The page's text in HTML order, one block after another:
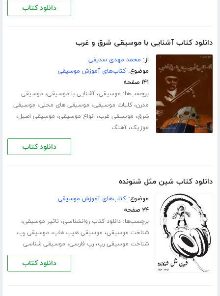
دانلود کتاب
دانلود کتاب آشنایی با موسیقی شرق و غرب
از: محمد مهدی سدیفی
موضوع:کتاب‌های آموزش موسیقی
۱۴۱ صفحه
برچسب‌ها: موسیقی،آشنایی با موسیقی، موسیقی
مدرن،کلیات موسیقی، موسیقی های محلی، موسیقی
شرق، موسیقی غرب، انواع موسیقی، موسیقی اصیل،
موزیک،آهنگ
دانلود کتاب
دانلود کتاب شین مثل شنونده
موضوع:کتاب‌های آموزش موسیقی
۲۴ صفحه
برچسب‌ها:دانلود کتاب روانشناسی، تاثیر موسیقی،
شناخت موسیقی، موسیقی هیپ هاپ، موسیقی رپ،
شناخت موسیقی رپ،رپ فارسی، موسیقی شناسی
دانلود کتاب